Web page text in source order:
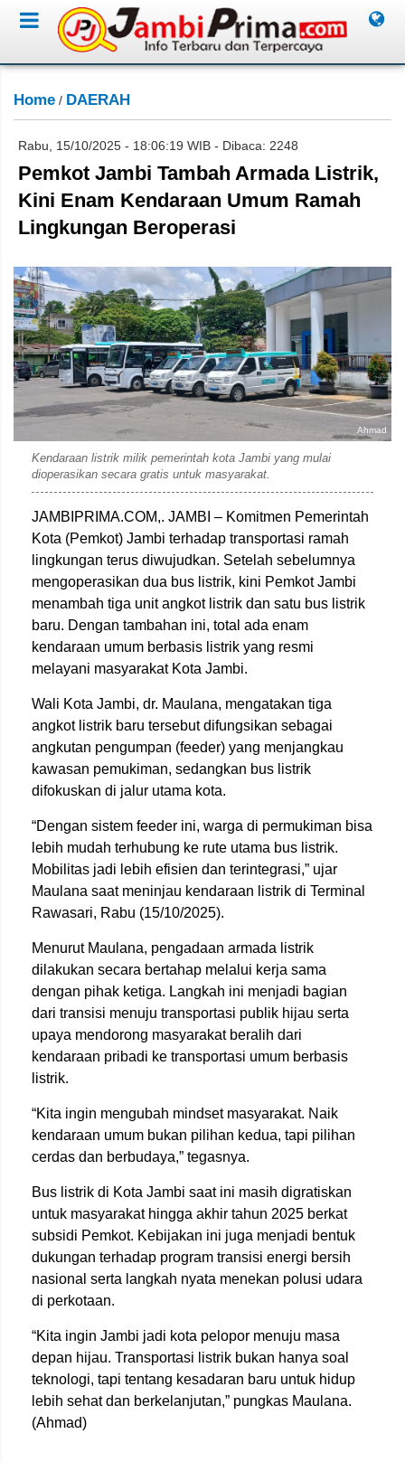
Home / DAERAH
Rabu, 15/10/2025 - 18:06:19 WIB - Dibaca: 2248
Pemkot Jambi Tambah Armada Listrik,
Kini Enam Kendaraan Umum Ramah
Lingkungan Beroperasi
Ahmad
Kendaraan listrik milik pemerintah kota Jambi yang mulai
dioperasikan secara gratis untuk masyarakat.
JAMBIPRIMA.COM,. JAMBI – Komitmen Pemerintah
Kota (Pemkot) Jambi terhadap transportasi ramah
lingkungan terus diwujudkan. Setelah sebelumnya
mengoperasikan dua bus listrik, kini Pemkot Jambi
menambah tiga unit angkot listrik dan satu bus listrik
baru. Dengan tambahan ini, total ada enam
kendaraan umum berbasis listrik yang resmi
melayani masyarakat Kota Jambi.
Wali Kota Jambi, dr. Maulana, mengatakan tiga
angkot listrik baru tersebut difungsikan sebagai
angkutan pengumpan (feeder) yang menjangkau
kawasan pemukiman, sedangkan bus listrik
difokuskan di jalur utama kota.
“Dengan sistem feeder ini, warga di permukiman bisa
lebih mudah terhubung ke rute utama bus listrik.
Mobilitas jadi lebih efisien dan terintegrasi,” ujar
Maulana saat meninjau kendaraan listrik di Terminal
Rawasari, Rabu (15/10/2025).
Menurut Maulana, pengadaan armada listrik
dilakukan secara bertahap melalui kerja sama
dengan pihak ketiga. Langkah ini menjadi bagian
dari transisi menuju transportasi publik hijau serta
upaya mendorong masyarakat beralih dari
kendaraan pribadi ke transportasi umum berbasis
listrik.
“Kita ingin mengubah mindset masyarakat. Naik
kendaraan umum bukan pilihan kedua, tapi pilihan
cerdas dan berbudaya,” tegasnya.
Bus listrik di Kota Jambi saat ini masih digratiskan
untuk masyarakat hingga akhir tahun 2025 berkat
subsidi Pemkot. Kebijakan ini juga menjadi bentuk
dukungan terhadap program transisi energi bersih
nasional serta langkah nyata menekan polusi udara
di perkotaan.
“Kita ingin Jambi jadi kota pelopor menuju masa
depan hijau. Transportasi listrik bukan hanya soal
teknologi, tapi tentang kesadaran baru untuk hidup
lebih sehat dan berkelanjutan,” pungkas Maulana.
(Ahmad)